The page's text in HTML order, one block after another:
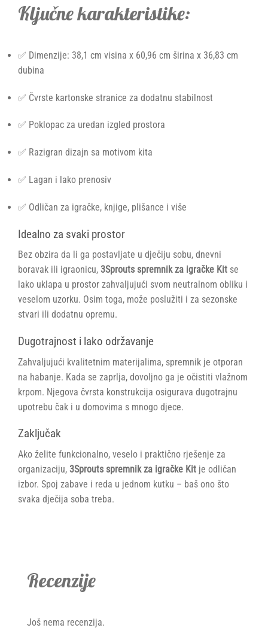
Ključne karakteristike:
✅ Dimenzije: 38,1 cm visina x 60,96 cm širina x 36,83 cm
dubina
✅ Čvrste kartonske stranice za dodatnu stabilnost
✅ Poklopac za uredan izgled prostora
✅ Razigran dizajn sa motivom kita
✅ Lagan i lako prenosiv
✅ Odličan za igračke, knjige, plišance i više
Idealno za svaki prostor
Bez obzira da li ga postavljate u dječiju sobu, dnevni
boravak ili igraonicu, 3Sprouts spremnik za igračke Kit se
lako uklapa u prostor zahvaljujući svom neutralnom obliku i
veselom uzorku. Osim toga, može poslužiti i za sezonske
stvari ili dodatnu opremu.
Dugotrajnost i lako održavanje
Zahvaljujući kvalitetnim materijalima, spremnik je otporan
na habanje. Kada se zaprlja, dovoljno ga je očistiti vlažnom
krpom. Njegova čvrsta konstrukcija osigurava dugotrajnu
upotrebu čak i u domovima s mnogo djece.
Zaključak
Ako želite funkcionalno, veselo i praktično rješenje za
organizaciju, 3Sprouts spremnik za igračke Kit je odličan
izbor. Spoj zabave i reda u jednom kutku – baš ono što
svaka dječija soba treba.
Recenzije
Još nema recenzija.